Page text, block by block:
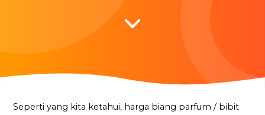
Seperti yang kita ketahui, harga biang parfum / bibit